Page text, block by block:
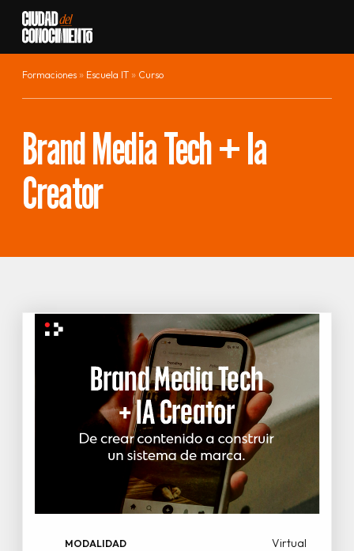
Formaciones Escuela IT Curso
Brand Media Tech + Ia
Creator
MODALIDAD Virtual